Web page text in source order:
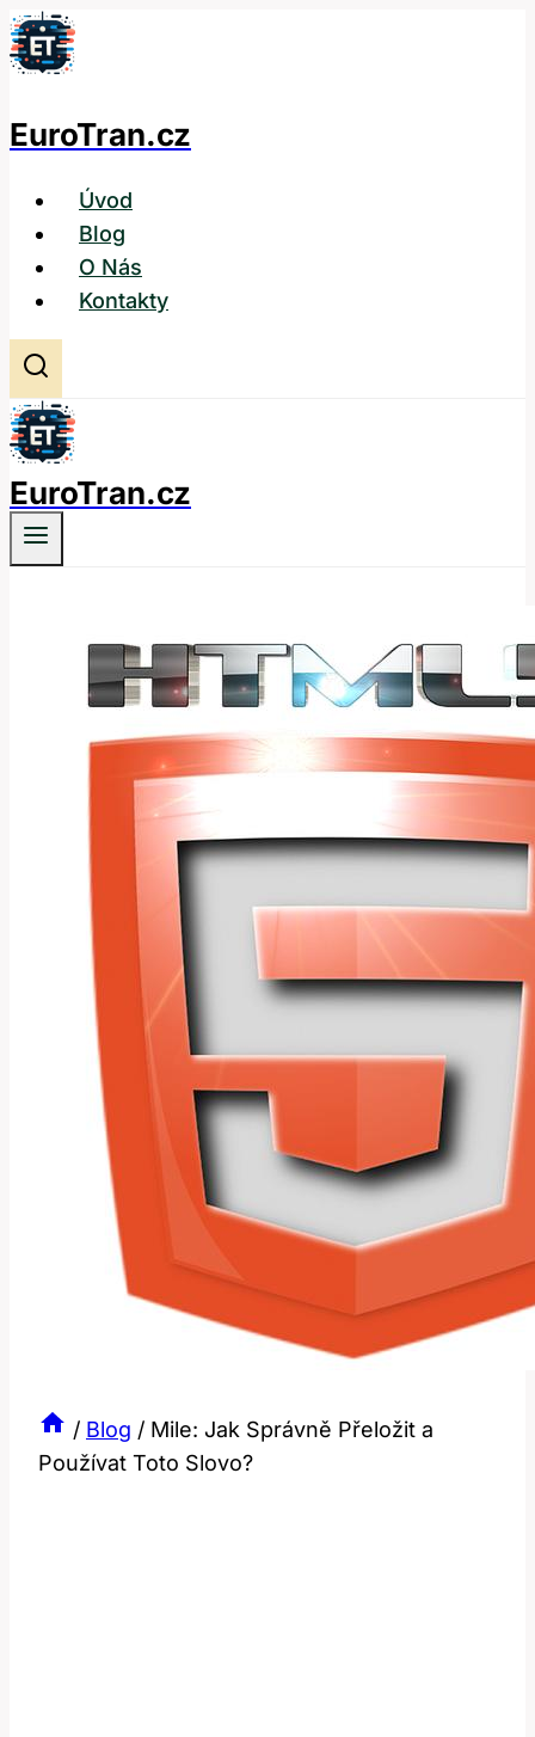
Přeskočit
na
EuroTran.cz
Úvod
Blog
O Nás
Kontakty
EuroTran.cz
/ Blog / Mile: Jak Správně Přeložit a
Používat Toto Slovo?